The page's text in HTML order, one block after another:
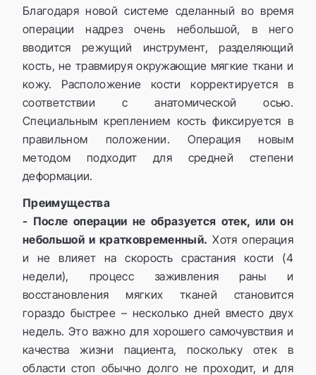
Благодаря новой системе сделанный во время
операции надрез очень небольшой, в него
вводится режущий инструмент, разделяющий
кость, не травмируя окружающие мягкие ткани и
кожу. Расположение кости корректируется в
соответствии с анатомической осью.
Специальным креплением кость фиксируется в
правильном положении. Операция новым
методом подходит для средней степени
деформации.
Преимущества
- После операции не образуется отек, или он
небольшой и кратковременный. Хотя операция
и не влияет на скорость срастания кости (4
недели), процесс заживления раны и
восстановления мягких тканей становится
гораздо быстрее – несколько дней вместо двух
недель. Это важно для хорошего самочувствия и
качества жизни пациента, поскольку отек в
области стоп обычно долго не проходит, и для